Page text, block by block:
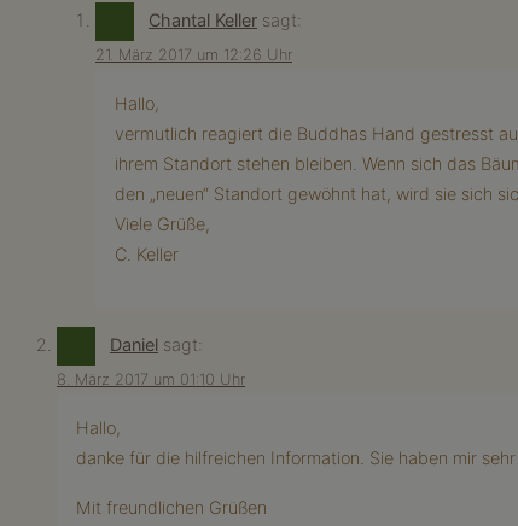
Chantal Keller sagt:
21. März 2017 um 12:26 Uhr
Hallo,
vermutlich reagiert die Buddhas Hand gestresst
ihrem Standort stehen bleiben. Wenn sich das
den „neuen“ Standort gewöhnt hat, wird sie sich
Viele Grüße,
C. Keller
Daniel sagt:
8. März 2017 um 01:10 Uhr
Hallo,
danke für die hilfreichen Information. Sie haben mir
Mit freundlichen Grüßen